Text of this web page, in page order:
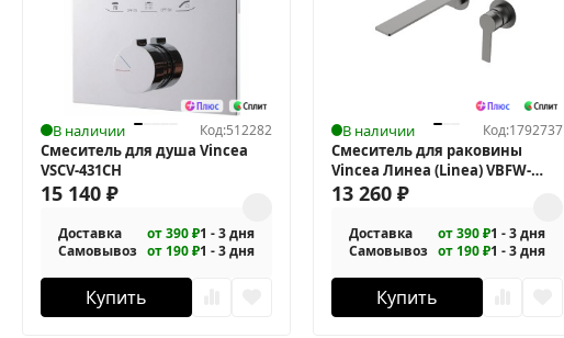
В наличии Код:512282
Смеситель для душа Vincea
VSCV-431CH
15 140 ₽
Доставка от 390 ₽1 - 3 дня
Самовывоз от 190 ₽1 - 3 дня
Купить
В наличии Код:1792737
Смеситель для раковины
Vincea Линеа (Linea) VBFW-
4LN1GM
13 260 ₽
Доставка от 390 ₽1 - 3 дня
Самовывоз от 190 ₽1 - 3 дня
Купить